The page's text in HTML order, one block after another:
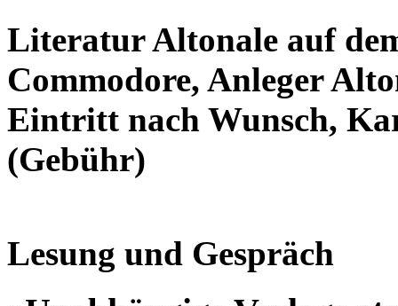
Literatur Altonale auf
Commodore, Anleger
Eintritt nach Wunsch,
(Gebühr)
Lesung und Gespräch